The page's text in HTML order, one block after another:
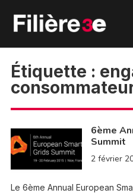
Étiquette :
6ème
Summit
2 février
Le 6ème Annual European